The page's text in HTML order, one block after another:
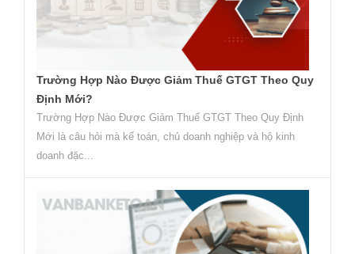
Trường Hợp Nào Được Giảm Thuế GTGT Theo Quy
Định Mới?
Trường Hợp Nào Được Giảm Thuế GTGT Theo Quy Định
Mới là câu hỏi mà kế toán, chủ doanh nghiệp và hộ kinh
doanh đặc...